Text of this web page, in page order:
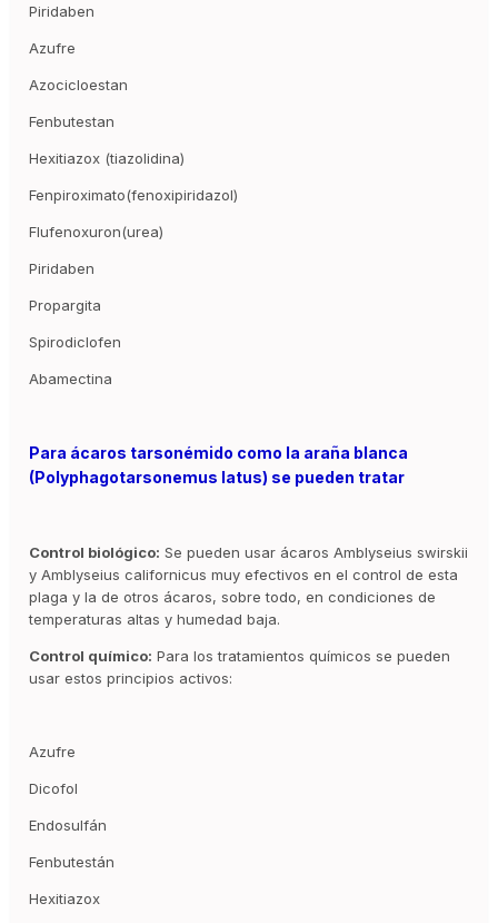
Piridaben
Azufre
Azocicloestan
Fenbutestan
Hexitiazox (tiazolidina)
Fenpiroximato(fenoxipiridazol)
Flufenoxuron(urea)
Piridaben
Propargita
Spirodiclofen
Abamectina
Para ácaros tarsonémido como la araña blanca
(Polyphagotarsonemus latus) se pueden tratar
Control biológico: Se pueden usar ácaros Amblyseius swirskii
y Amblyseius californicus muy efectivos en el control de esta
plaga y la de otros ácaros, sobre todo, en condiciones de
temperaturas altas y humedad baja.
Control químico: Para los tratamientos químicos se pueden
usar estos principios activos:
Azufre
Dicofol
Endosulfán
Fenbutestán
Hexitiazox